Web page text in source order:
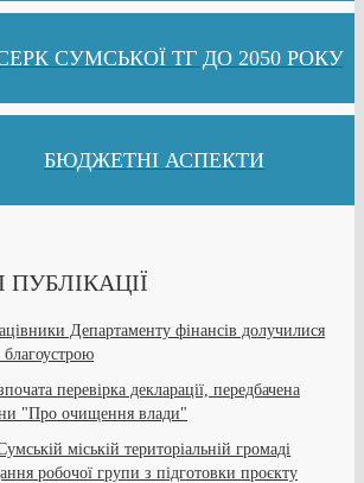
СУМСЬКОЇ ТГ ДО 2050 РОКУ
БЮДЖЕТНІ АСПЕКТИ
ПУБЛІКАЦІЇ
Департаменту фінансів долучилися
перевірка декларації, передбачена
"Про очищення влади"
міській територіальній громаді
робочої групи з підготовки проєкту